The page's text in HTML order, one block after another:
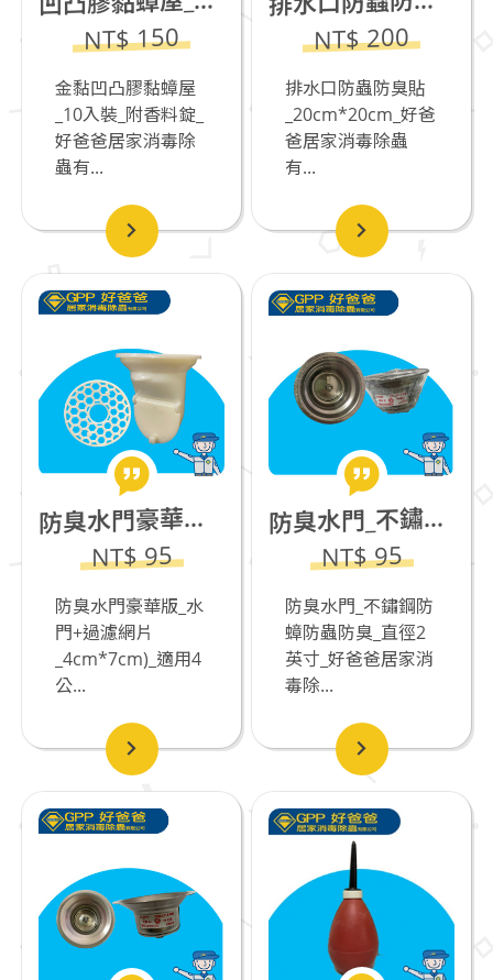
NT$ 150
金黏凹凸膠黏蟑屋
_10入裝_附香料錠_
好爸爸居家消毒除
蟲有...
NT$ 200
排水口防蟲防臭貼
_20cm*20cm_好爸
爸居家消毒除蟲
有...
防臭水門豪華版_水門+過濾網片_4cm*7cm)_適用4公分排水管
NT$ 95
防臭水門豪華版_水
門+過濾網片
_4cm*7cm)_適用4
公...
防臭水門_不鏽鋼防蟑防蟲防臭_直徑2英寸(3.5公分適用)
NT$ 95
防臭水門_不鏽鋼防
蟑防蟲防臭_直徑2
英寸_好爸爸居家消
毒除...